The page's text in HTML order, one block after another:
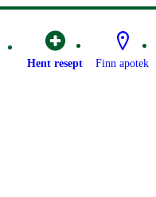
Hent resept Finn apotek